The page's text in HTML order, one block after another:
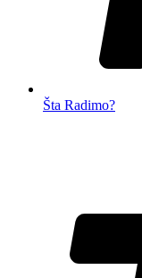
Šta Radimo?